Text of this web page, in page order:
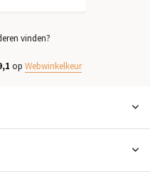
vinden?
op Webwinkelkeur